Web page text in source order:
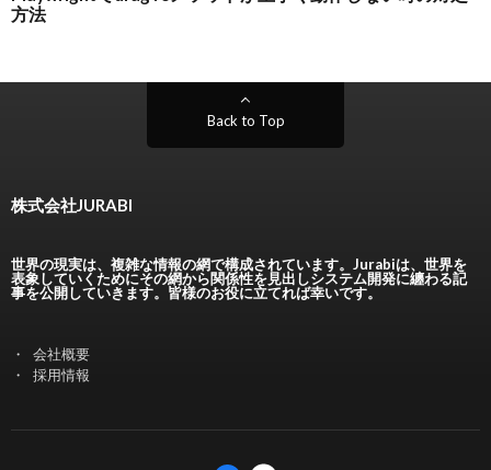
Back to Top
株式会社JURABI
世界の現実は、複雑な情報の網で構成されています。Jurabiは、世界を
表象していくためにその網から関係性を見出しシステム開発に纏わる記
事を公開していきます。皆様のお役に立てれば幸いです。
会社概要
採用情報